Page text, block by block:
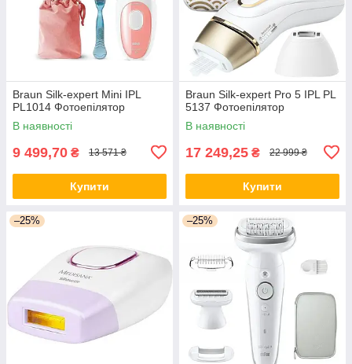
Braun Silk-expert Mini IPL
PL1014 Фотоепілятор
В наявності
9 499,70 ₴ 13 571 ₴
Купити
Braun Silk-expert Pro 5 IPL PL
5137 Фотоепілятор
В наявності
17 249,25 ₴ 22 999 ₴
Купити
–25% –25%